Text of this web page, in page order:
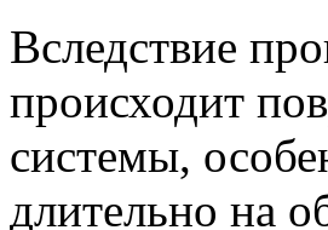
Вследствие
происходит
системы,
длительно на